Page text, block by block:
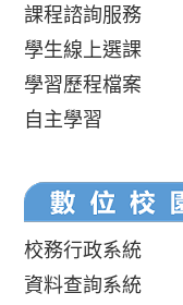
課程諮詢服務
學生線上選課
學習歷程檔案
自主學習
校務行政系統
資料查詢系統